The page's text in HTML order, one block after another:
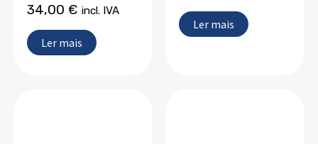
34,00 € incl. IVA
Ler mais
Ler mais